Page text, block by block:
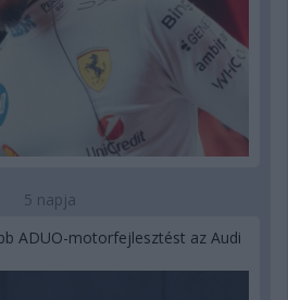
5 napja
ADUO-motorfejlesztést az Audi